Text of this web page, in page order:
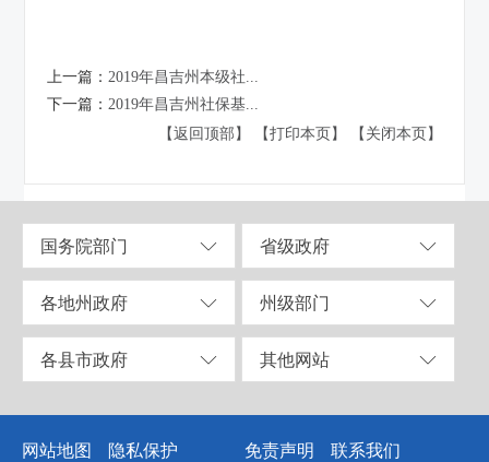
上一篇： 2019年昌吉州本级社...
下一篇： 2019年昌吉州社保基...
【返回顶部】
【打印本页】 【关闭本页】
国务院部门 省级政府
各地州政府 州级部门
各县市政府 其他网站
网站地图 隐私保护 免责声明 联系我们